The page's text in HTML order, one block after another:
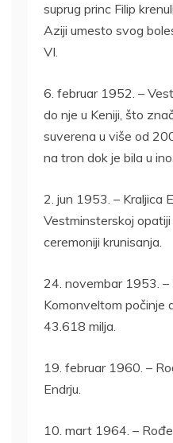
suprug princ Filip
Aziji umesto svog
VI.
6. februar 1952. –
do nje u Keniji, što
suverena u više od
na tron dok je bila u
2. jun 1953. – Kraljica
Vestminsterskoj
ceremoniji krunisanja.
24. novembar 1953. –
Komonveltom počinje
43.618 milja.
19. februar 1960. –
Endrju.
10. mart 1964. –